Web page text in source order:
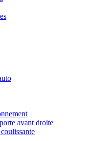
avant droite